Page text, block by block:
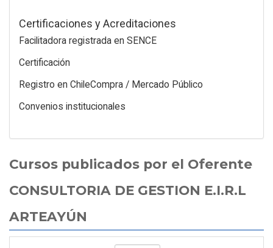
Certificaciones y Acreditaciones
Facilitadora registrada en SENCE
Certificación
Registro en ChileCompra / Mercado Público
Convenios institucionales
Cursos publicados por el Oferente
CONSULTORIA DE GESTION E.I.R.L
ARTEAYÚN